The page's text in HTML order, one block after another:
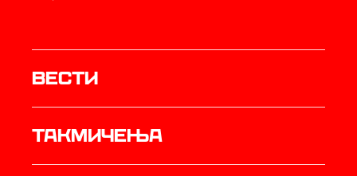
Вести
Такмичења